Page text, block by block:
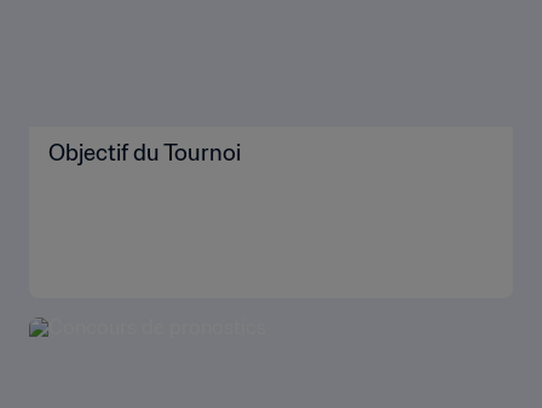
Objectif du Tournoi